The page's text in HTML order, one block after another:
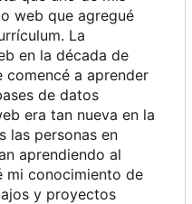
web que agregué
La
en la década de
comencé a aprender
de datos
era tan nueva en la
las personas en
aprendiendo al
mi conocimiento de
y proyectos